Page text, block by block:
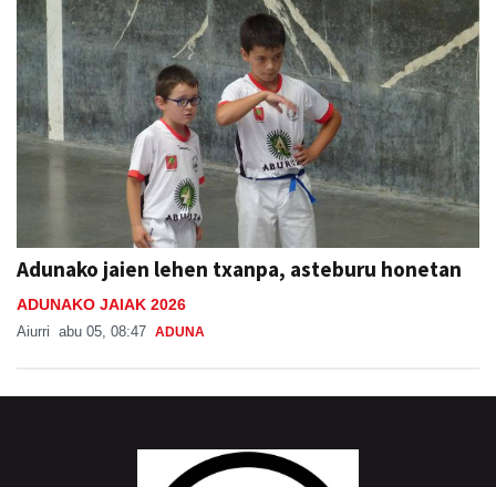
Adunako jaien lehen txanpa, asteburu honetan
ADUNAKO JAIAK 2026
Aiurri abu 05, 08:47 ADUNA